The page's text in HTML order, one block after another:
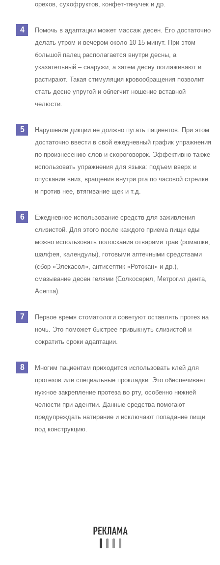
орехов, сухофруктов, конфет-тянучек и др.
Помочь в адаптации может массаж десен. Его достаточно
делать утром и вечером около 10-15 минут. При этом
большой палец располагается внутри десны, а
указательный – снаружи, а затем десну поглаживают и
растирают. Такая стимуляция кровообращения позволит
стать десне упругой и облегчит ношение вставной
челюсти.
Нарушение дикции не должно пугать пациентов. При этом
достаточно ввести в свой ежедневный график упражнения
по произнесению слов и скороговорок. Эффективно также
использовать упражнения для языка: подъем вверх и
опускание вниз, вращения внутри рта по часовой стрелке
и против нее, втягивание щек и т.д.
Ежедневное использование средств для заживления
слизистой. Для этого после каждого приема пищи еды
можно использовать полоскания отварами трав (ромашки,
шалфея, календулы), готовыми аптечными средствами
(сбор «Элекасол», антисептик «Ротокан» и др.),
смазывание десен гелями (Солкосерил, Метрогил дента,
Асепта).
Первое время стоматологи советуют оставлять протез на
ночь. Это поможет быстрее привыкнуть слизистой и
сократить сроки адаптации.
Многим пациентам приходится использовать клей для
протезов или специальные прокладки. Это обеспечивает
нужное закрепление протеза во рту, особенно нижней
челюсти при адентии. Данные средства помогают
предупреждать натирание и исключают попадание пищи
под конструкцию.